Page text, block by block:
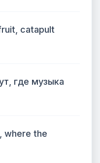
catapult
где музыка
where the